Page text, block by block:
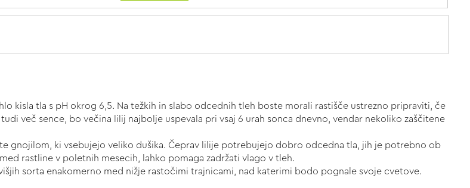
kisla tla s pH okrog 6,5. Na težkih in slabo odcednih tleh boste morali rastišče ustrezno pripraviti, če
več sence, bo večina lilij najbolje uspevala pri vsaj 6 urah sonca dnevno, vendar nekoliko zaščitene
gnojilom, ki vsebujejo veliko dušika. Čeprav lilije potrebujejo dobro odcedna tla, jih je potrebno ob
rastline v poletnih mesecih, lahko pomaga zadržati vlago v tleh.
sorta enakomerno med nižje rastočimi trajnicami, nad katerimi bodo pognale svoje cvetove.